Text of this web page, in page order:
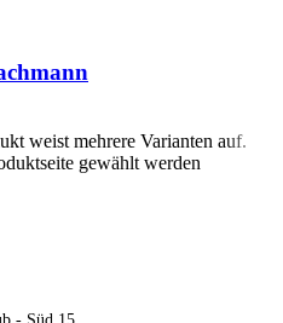
weist mehrere Varianten auf.
gewählt werden